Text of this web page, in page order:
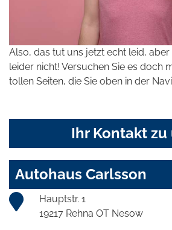
Also, das tut uns jetzt echt leid, aber
leider nicht! Versuchen Sie es doch
tollen Seiten, die Sie oben in der
Ihr Kontakt zu
Autohaus Carlsson
Hauptstr. 1
19217 Rehna OT Nesow